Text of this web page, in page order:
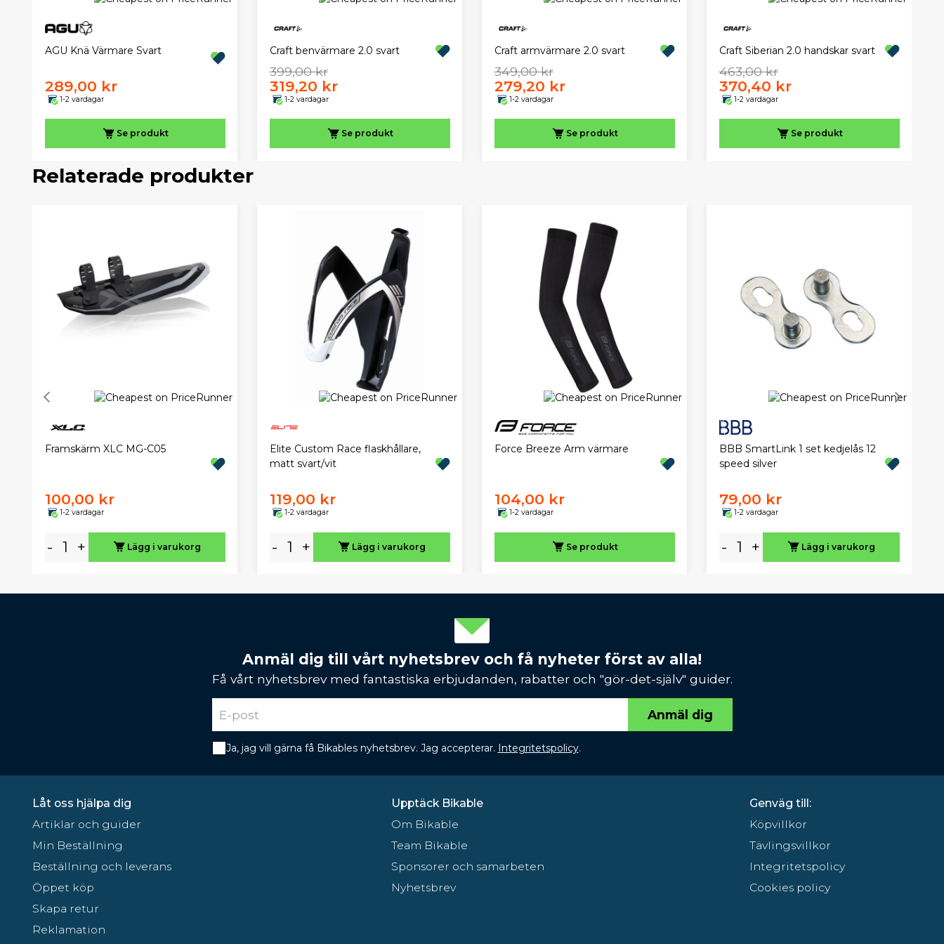
AGU Knä Värmare Svart
289,00 kr
1-2 vardagar
Se produkt
Craft benvärmare 2.0 svart
399,00 kr
319,20 kr
1-2 vardagar
Se produkt
Craft armvärmare 2.0 svart
349,00 kr
279,20 kr
1-2 vardagar
Se produkt
Craft Siberian 2.0 handskar svart
463,00 kr
370,40 kr
1-2 vardagar
Se produkt
Relaterade produkter
Framskärm XLC MG-C05
100,00 kr
1-2 vardagar
- + Lägg i varukorg
Elite Custom Race flaskhållare,
matt svart/vit
119,00 kr
1-2 vardagar
- + Lägg i varukorg
Force Breeze Arm värmare
104,00 kr
1-2 vardagar
Se produkt
BBB SmartLink 1 set kedjelås 12
speed silver
79,00 kr
1-2 vardagar
- + Lägg i varukorg
Anmäl dig till vårt nyhetsbrev och få nyheter först av alla!
Få vårt nyhetsbrev med fantastiska erbjudanden, rabatter och "gör-det-själv" guider.
Anmäl dig
Ja, jag vill gärna få Bikables nyhetsbrev. Jag accepterar. Integritetspolicy.
Låt oss hjälpa dig
Artiklar och guider
Min Beställning
Beställning och leverans
Öppet köp
Skapa retur
Reklamation
Upptäck Bikable
Om Bikable
Team Bikable
Sponsorer och samarbeten
Nyhetsbrev
Genväg till:
Köpvillkor
Tävlingsvillkor
Integritetspolicy
Cookies policy